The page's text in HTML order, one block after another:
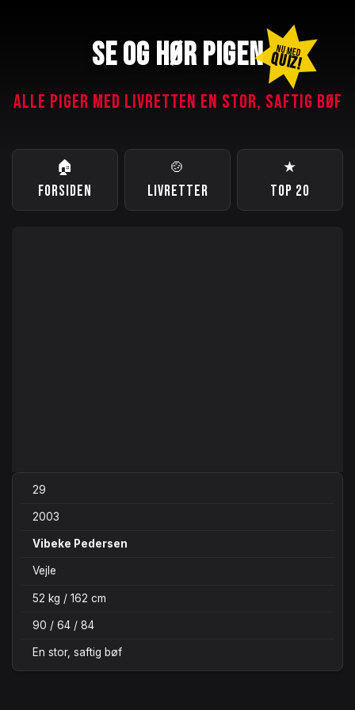
SE OG HØR PIGEN NU MED
QUIZ!
ALLE PIGER MED LIVRETTEN EN STOR, SAFTIG BØF
🏠
FORSIDEN
🍲
LIVRETTER
★
TOP 20
29
2003
Vibeke Pedersen
Vejle
52 kg / 162 cm
90 / 64 / 84
En stor, saftig bøf